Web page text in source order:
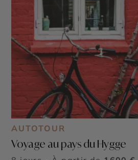
AUTOTOUR
Voyage au pays du Hygge